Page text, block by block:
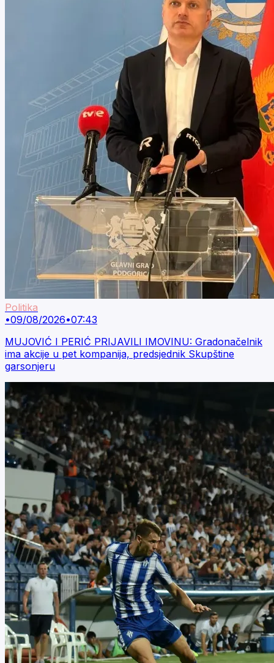
Politika
•09/08/2026•07:43
MUJOVIĆ I PERIĆ PRIJAVILI IMOVINU: Gradonačelnik
ima akcije u pet kompanija, predsjednik Skupštine
garsonjeru